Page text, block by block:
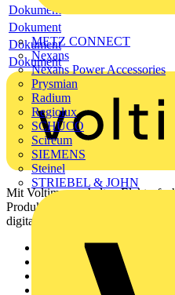
METZ CONNECT
Nexans
Nexans Power Accessories
Prysmian
Radium
Regiolux
SCHÜCO
Scireum
SIEMENS
Steinel
STRIEBEL & JOHN
Dokument
Dokument
Dokument
Dokument
Mit Voltimum erhalten
Produktinformationen,
digitalen Plattform und